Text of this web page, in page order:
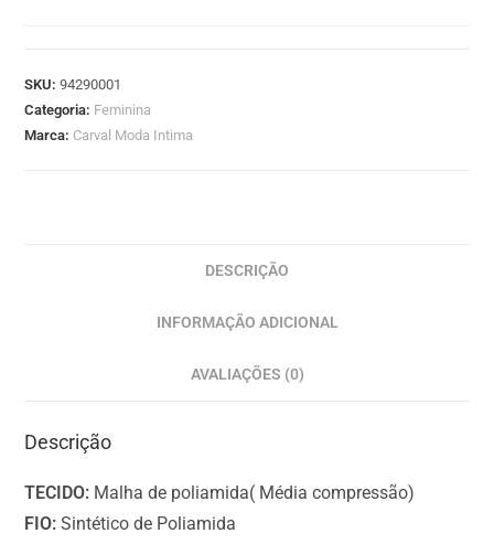
SKU:94290001
Categoria: Feminina
Marca: Carval Moda Intima
DESCRIÇÃO
INFORMAÇÃO ADICIONAL
AVALIAÇÕES (0)
Descrição
TECIDO: Malha de poliamida( Média compressão)
FIO: Sintético de Poliamida